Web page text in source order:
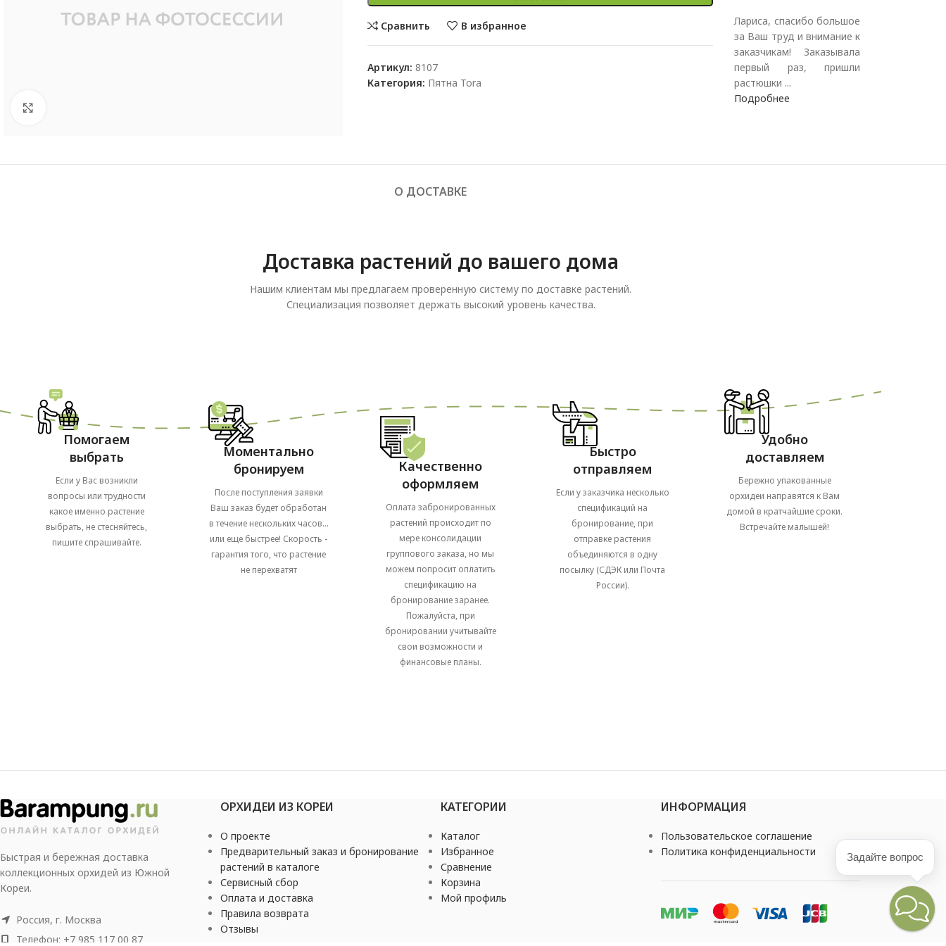
Сравнить В избранное
Артикул: 8107
Категория: Пятна Tora
Лариса, спасибо большое
за Ваш труд и внимание к
заказчикам! Заказывала
первый раз, пришли
растюшки ...
Подробнее
О ДОСТАВКЕ
Доставка растений до вашего дома
Нашим клиентам мы предлагаем проверенную систему по доставке растений.
Специализация позволяет держать высокий уровень качества.
Помогаем
выбрать
Если у Вас возникли
вопросы или трудности
какое именно растение
выбрать, не стесняйтесь,
пишите спрашивайте.
Моментально
бронируем
После поступления заявки
Ваш заказ будет обработан
в течение нескольких часов...
или еще быстрее! Скорость -
гарантия того, что растение
не перехватят
Качественно
оформляем
Оплата забронированных
растений происходит по
мере консолидации
группового заказа, но мы
можем попросит оплатить
спецификацию на
бронирование заранее.
Пожалуйста, при
бронировании учитывайте
свои возможности и
финансовые планы.
Быстро
отправляем
Если у заказчика несколько
спецификаций на
бронирование, при
отправке растения
объединяются в одну
посылку (СДЭК или Почта
России).
Удобно
доставляем
Бережно упакованные
орхидеи направятся к Вам
домой в кратчайшие сроки.
Встречайте малышей!
Быстрая и бережная доставка
коллекционных орхидей из Южной
Кореи.
Россия, г. Москва
Телефон: +7 985 117 00 87
ОРХИДЕИ ИЗ КОРЕИ
О проекте
Предварительный заказ и бронирование
растений в каталоге
Сервисный сбор
Оплата и доставка
Правила возврата
Отзывы
КАТЕГОРИИ
Каталог
Избранное
Сравнение
Корзина
Мой профиль
ИНФОРМАЦИЯ
Пользовательское соглашение
Политика конфиденциальности
Задайте вопрос